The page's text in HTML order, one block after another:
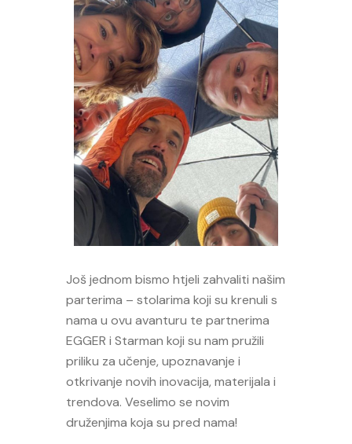
Još jednom bismo htjeli zahvaliti našim
parterima – stolarima koji su krenuli s
nama u ovu avanturu te partnerima
EGGER i Starman koji su nam pružili
priliku za učenje, upoznavanje i
otkrivanje novih inovacija, materijala i
trendova. Veselimo se novim
druženjima koja su pred nama!